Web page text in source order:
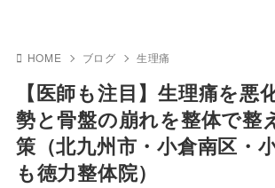
HOME ブログ 生理痛
【医師も注目】生理痛を悪
勢と骨盤の崩れを整体で整
策（北九州市・小倉南区・
も徳力整体院）